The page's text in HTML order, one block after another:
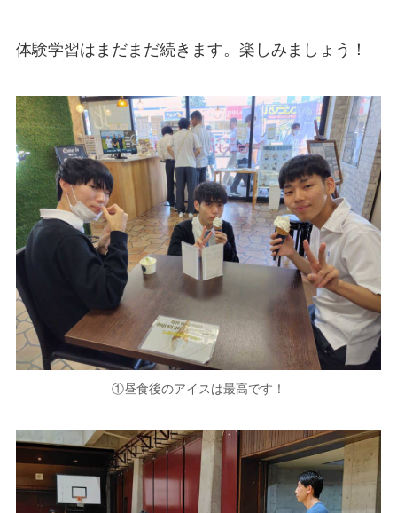
体験学習はまだまだ続きます。楽しみましょう！
①昼食後のアイスは最高です！